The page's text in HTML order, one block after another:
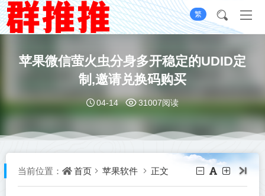
繁
苹果微信萤火虫分身多开稳定的UDID定
制,邀请兑换码购买
04-14 31007阅读
当前位置： 首页 苹果软件 正文